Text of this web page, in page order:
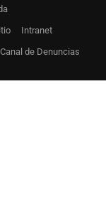
Intranet
Canal de Denuncias